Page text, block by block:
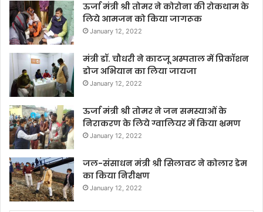
ऊर्जा मंत्री श्री तोमर ने कोरोना की रोकथाम के
लिये आमजन को किया जागरूक
January 12, 2022
मंत्री डॉ. चौधरी ने काटजू अस्पताल में प्रिकॉशन
डोज अभियान का लिया जायजा
January 12, 2022
ऊर्जा मंत्री श्री तोमर ने जन समस्याओं के
निराकरण के लिये ग्वालियर में किया भ्रमण
January 12, 2022
जल-संसाधन मंत्री श्री सिलावट ने कोलार डेम
का किया निरीक्षण
January 12, 2022